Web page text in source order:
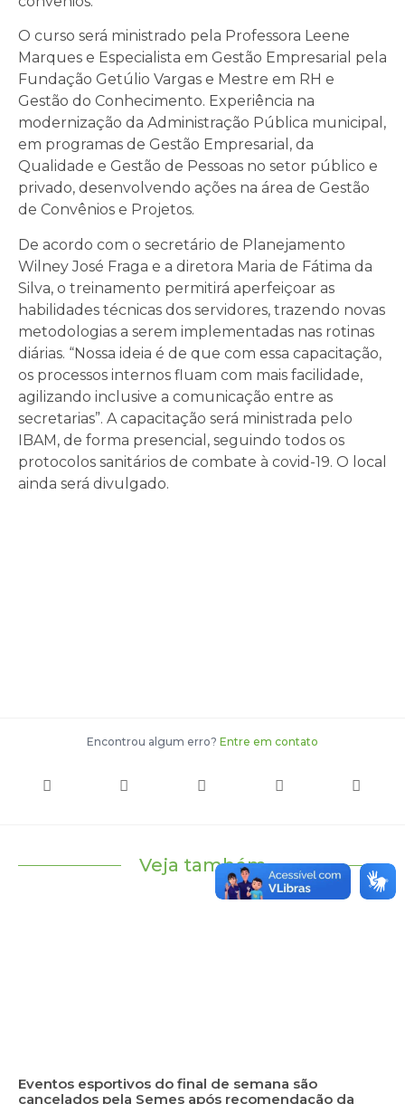
O curso será ministrado pela Professora Leene
Marques e Especialista em Gestão Empresarial pela
Fundação Getúlio Vargas e Mestre em RH e
Gestão do Conhecimento. Experiência na
modernização da Administração Pública municipal,
em programas de Gestão Empresarial, da
Qualidade e Gestão de Pessoas no setor público e
privado, desenvolvendo ações na área de Gestão
de Convênios e Projetos.
De acordo com o secretário de Planejamento
Wilney José Fraga e a diretora Maria de Fátima da
Silva, o treinamento permitirá aperfeiçoar as
habilidades técnicas dos servidores, trazendo novas
metodologias a serem implementadas nas rotinas
diárias. “Nossa ideia é de que com essa capacitação,
os processos internos fluam com mais facilidade,
agilizando inclusive a comunicação entre as
secretarias”. A capacitação será ministrada pelo
IBAM, de forma presencial, seguindo todos os
protocolos sanitários de combate à covid-19. O local
ainda será divulgado.
Encontrou algum erro? Entre em contato
Veja também
Eventos esportivos do final de semana são
cancelados pela Semes após recomendação da